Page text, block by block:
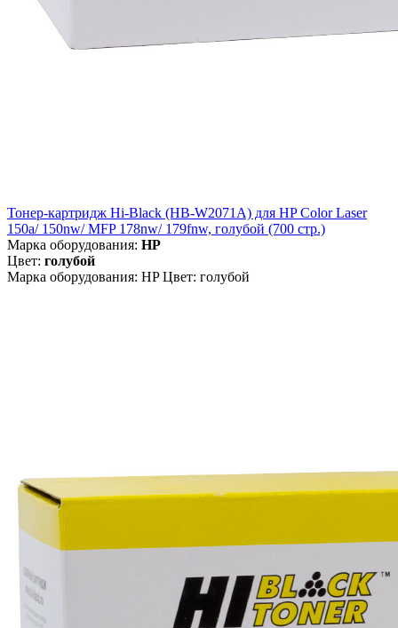
Тонер-картридж Hi-Black (HB-W2071A) для HP Color Laser
150a/ 150nw/ MFP 178nw/ 179fnw, голубой (700 стр.)
Марка оборудования: HP
Цвет: голубой
Марка оборудования: HP Цвет: голубой